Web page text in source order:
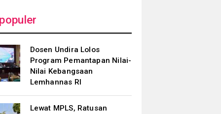
Dosen Undira Lolos
Program Pemantapan Nilai-
Nilai Kebangsaan
Lemhannas RI
Lewat MPLS, Ratusan